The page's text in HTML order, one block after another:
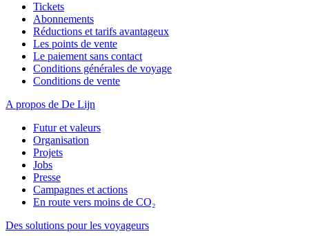
Tickets
Abonnements
Réductions et tarifs avantageux
Les points de vente
Le paiement sans contact
Conditions générales de voyage
Conditions de vente
A propos de De Lijn
Futur et valeurs
Organisation
Projets
Jobs
Presse
Campagnes et actions
En route vers moins de CO₂
Des solutions pour les voyageurs